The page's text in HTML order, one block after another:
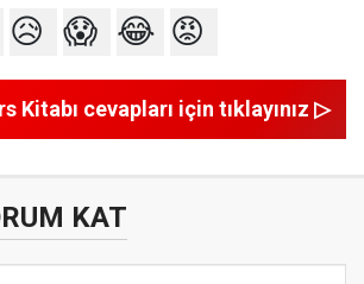
😥 😱 😂 😡
Kitabı cevapları için tıklayınız ▷
KAT